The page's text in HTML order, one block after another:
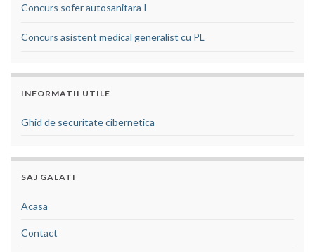
Concurs sofer autosanitara I
Concurs asistent medical generalist cu PL
INFORMATII UTILE
Ghid de securitate cibernetica
SAJ GALATI
Acasa
Contact